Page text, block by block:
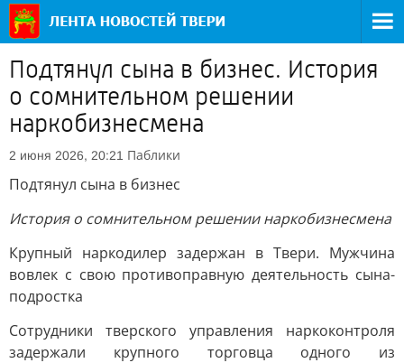
Подтянул сына в бизнес. История
о сомнительном решении
наркобизнесмена
2 июня 2026, 20:21 Паблики
Подтянул сына в бизнес
История о сомнительном решении наркобизнесмена
Крупный наркодилер задержан в Твери. Мужчина
вовлек с свою противоправную деятельность сына-
подростка
Сотрудники тверского управления наркоконтроля
задержали крупного торговца одного из